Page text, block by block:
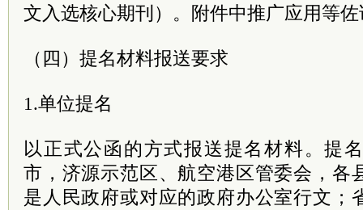
文入选核心期刊）。附件中推广应用等
（四）提名材料报送要求
1.单位提名
以正式公函的方式报送提名材料。提
市，济源示范区、航空港区管委会，各
是人民政府或对应的政府办公室行文；